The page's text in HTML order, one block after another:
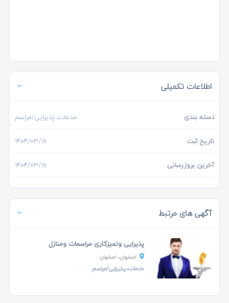
اطلاعات تکمیلی
دسته بندی خدمات، پذیرایی/مراسم
تاریخ ثبت ۱۴۰۴/۰۳/۱۹
آخرین بروزرسانی ۱۴۰۴/۰۳/۱۹
آگهی های مرتبط
پذیرایی وتمیزکاری مراسمات ومنازل
اصفهان، اصفهان
خدمات، پذیرایی/مراسم